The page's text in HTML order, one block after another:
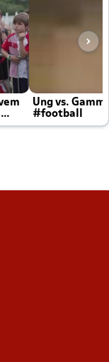
Ung vs.
#football